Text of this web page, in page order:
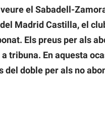
el Sabadell-
Madrid Castilla, el
Els preus per als
tribuna. En aquesta
del doble per als no